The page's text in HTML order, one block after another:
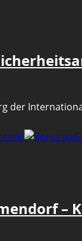
der
–